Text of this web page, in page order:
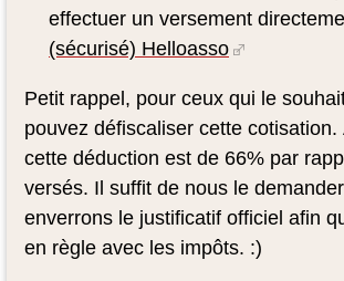
effectuer un versement
(sécurisé) Helloasso
Petit rappel, pour ceux qui le
pouvez défiscaliser cette cotisation.
cette déduction est de 66% par
versés. Il suffit de nous le
enverrons le justificatif officiel afin
en règle avec les impôts. :)